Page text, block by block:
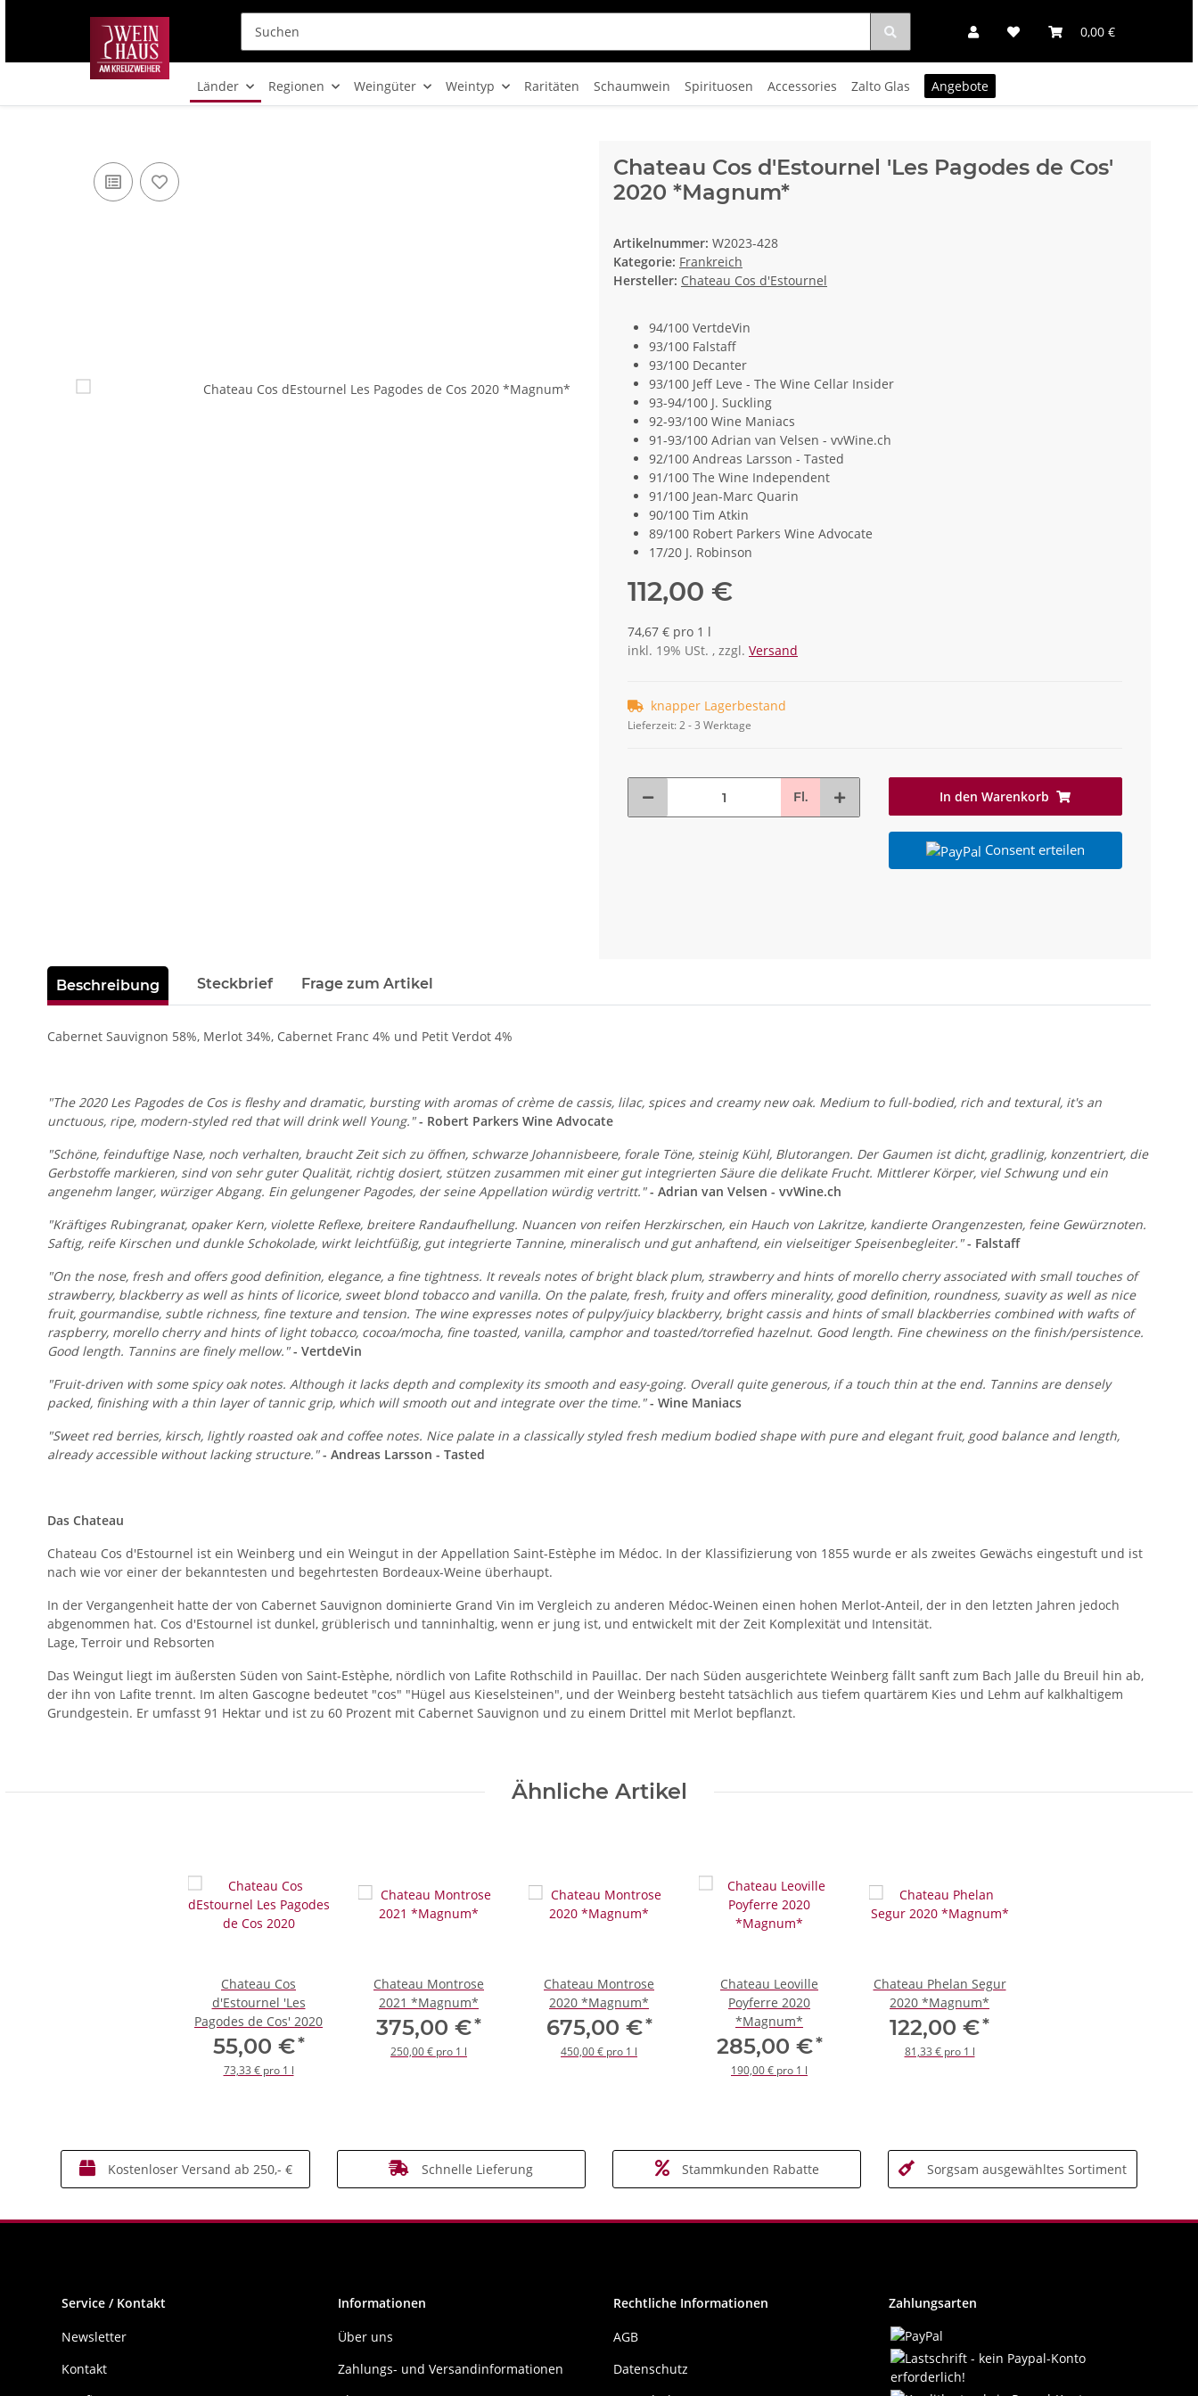
0,00 €
Länder Regionen Weingüter Weintyp Raritäten Schaumwein Spirituosen Accessories Zalto Glas Angebote
Chateau Cos d'Estournel 'Les Pagodes de Cos'
2020 *Magnum*
Artikelnummer: W2023-428
Kategorie: Frankreich
Hersteller: Chateau Cos d'Estournel
94/100 VertdeVin
93/100 Falstaff
93/100 Decanter
93/100 Jeff Leve - The Wine Cellar Insider
93-94/100 J. Suckling
92-93/100 Wine Maniacs
91-93/100 Adrian van Velsen - vvWine.ch
92/100 Andreas Larsson - Tasted
91/100 The Wine Independent
91/100 Jean-Marc Quarin
90/100 Tim Atkin
89/100 Robert Parkers Wine Advocate
17/20 J. Robinson
112,00 €
74,67 € pro 1 l
inkl. 19% USt. , zzgl. Versand
knapper Lagerbestand
Lieferzeit:2 - 3 Werktage
Fl. In den Warenkorb
Consent erteilen
weitere Registerkarten anzeigen
Beschreibung Steckbrief Frage zum Artikel
Cabernet Sauvignon 58%, Merlot 34%, Cabernet Franc 4% und Petit Verdot 4%
"The 2020 Les Pagodes de Cos is fleshy and dramatic, bursting with aromas of crème de cassis, lilac, spices and creamy new oak. Medium to full-bodied, rich and textural, it's an
unctuous, ripe, modern-styled red that will drink well Young." - Robert Parkers Wine Advocate
"Schöne, feinduftige Nase, noch verhalten, braucht Zeit sich zu öffnen, schwarze Johannisbeere, forale Töne, steinig Kühl, Blutorangen. Der Gaumen ist dicht, gradlinig, konzentriert, die
Gerbstoffe markieren, sind von sehr guter Qualität, richtig dosiert, stützen zusammen mit einer gut integrierten Säure die delikate Frucht. Mittlerer Körper, viel Schwung und ein
angenehm langer, würziger Abgang. Ein gelungener Pagodes, der seine Appellation würdig vertritt." - Adrian van Velsen - vvWine.ch
"Kräftiges Rubingranat, opaker Kern, violette Reflexe, breitere Randaufhellung. Nuancen von reifen Herzkirschen, ein Hauch von Lakritze, kandierte Orangenzesten, feine Gewürznoten.
Saftig, reife Kirschen und dunkle Schokolade, wirkt leichtfüßig, gut integrierte Tannine, mineralisch und gut anhaftend, ein vielseitiger Speisenbegleiter."- Falstaff
"On the nose, fresh and offers good definition, elegance, a fine tightness. It reveals notes of bright black plum, strawberry and hints of morello cherry associated with small touches of
strawberry, blackberry as well as hints of licorice, sweet blond tobacco and vanilla. On the palate, fresh, fruity and offers minerality, good definition, roundness, suavity as well as nice
fruit, gourmandise, subtle richness, fine texture and tension. The wine expresses notes of pulpy/juicy blackberry, bright cassis and hints of small blackberries combined with wafts of
raspberry, morello cherry and hints of light tobacco, cocoa/mocha, fine toasted, vanilla, camphor and toasted/torrefied hazelnut. Good length. Fine chewiness on the finish/persistence.
Good length. Tannins are finely mellow."- VertdeVin
"Fruit-driven with some spicy oak notes. Although it lacks depth and complexity its smooth and easy-going. Overall quite generous, if a touch thin at the end. Tannins are densely
packed, finishing with a thin layer of tannic grip, which will smooth out and integrate over the time." - Wine Maniacs
"Sweet red berries, kirsch, lightly roasted oak and coffee notes. Nice palate in a classically styled fresh medium bodied shape with pure and elegant fruit, good balance and length,
already accessible without lacking structure."- Andreas Larsson - Tasted
Das Chateau
Chateau Cos d'Estournel ist ein Weinberg und ein Weingut in der Appellation Saint-Estèphe im Médoc. In der Klassifizierung von 1855 wurde er als zweites Gewächs eingestuft und ist
nach wie vor einer der bekanntesten und begehrtesten Bordeaux-Weine überhaupt.
In der Vergangenheit hatte der von Cabernet Sauvignon dominierte Grand Vin im Vergleich zu anderen Médoc-Weinen einen hohen Merlot-Anteil, der in den letzten Jahren jedoch
abgenommen hat. Cos d'Estournel ist dunkel, grüblerisch und tanninhaltig, wenn er jung ist, und entwickelt mit der Zeit Komplexität und Intensität.
Lage, Terroir und Rebsorten
Das Weingut liegt im äußersten Süden von Saint-Estèphe, nördlich von Lafite Rothschild in Pauillac. Der nach Süden ausgerichtete Weinberg fällt sanft zum Bach Jalle du Breuil hin ab,
der ihn von Lafite trennt. Im alten Gascogne bedeutet "cos" "Hügel aus Kieselsteinen", und der Weinberg besteht tatsächlich aus tiefem quartärem Kies und Lehm auf kalkhaltigem
Grundgestein. Er umfasst 91 Hektar und ist zu 60 Prozent mit Cabernet Sauvignon und zu einem Drittel mit Merlot bepflanzt.
Ähnliche Artikel
Chateau Cos
d'Estournel 'Les
Pagodes de Cos' 2020
55,00 €*
73,33 € pro 1 l
Chateau Montrose
2021 *Magnum*
375,00 €*
250,00 € pro 1 l
Chateau Montrose
2020 *Magnum*
675,00 €*
450,00 € pro 1 l
Chateau Leoville
Poyferre 2020
*Magnum*
285,00 €*
190,00 € pro 1 l
Chateau Phelan Segur
2020 *Magnum*
122,00 €*
81,33 € pro 1 l
Kostenloser Versand ab 250,- € Schnelle Lieferung Stammkunden Rabatte Sorgsam ausgewähltes Sortiment
Service / Kontakt
Newsletter
Kontakt
Informationen
Über uns
Zahlungs- und Versandinformationen
Rechtliche Informationen
AGB
Datenschutz
Zahlungsarten